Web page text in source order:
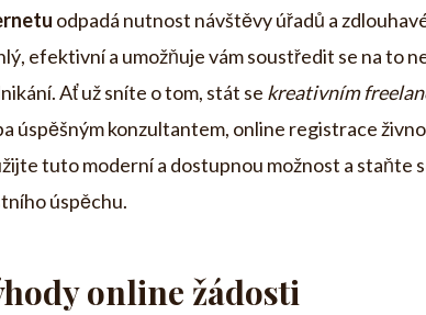
odpadá nutnost návštěvy úřadů a
efektivní a umožňuje vám soustředit se na to
Ať už sníte o tom, stát se kreativním
úspěšným konzultantem, online registrace
tuto moderní a dostupnou možnost a staňte
úspěchu.
online žádosti